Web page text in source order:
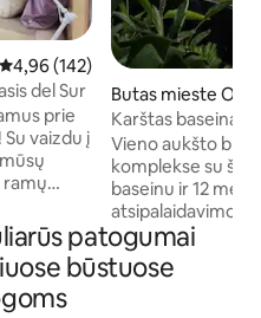
Vidutinis įvertinimas: 4,96 iš 5,
4,96 (142)
del Sur
prie
vaizdu į
ramų
mūsų
Butas mieste
Karštas baseinas,
profesionalas,
Vieno aukšto
komplekse su
baseinu ir 12
atsipalaidavimo
kaimynystėje ir su
Wi-Fi tinklu,
atsipalaiduoti ar
patogumai
būstuose